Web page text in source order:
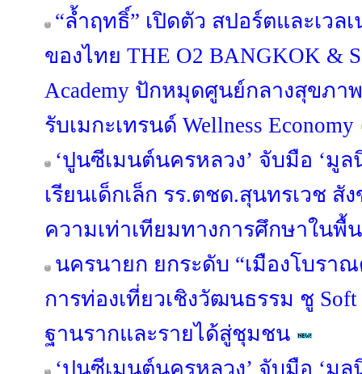
“ล้ำฤทธิ์” เปิดตัว สปอร์ตและเวล
ของไทย THE O2 BANGKOK &
Academy ปักหมุดศูนย์กลางสุขภา
รับเมกะเทรนด์ Wellness Economy
‘ปูนซีเมนต์นครหลวง’ จับมือ ‘มู
เรียนเด็กเล็ก รร.ตชด.สุนทรเวช สั
ความเท่าเทียมทางการศึกษาในพื้
นครนายก ยกระดับ “เมืองโบรา
การท่องเที่ยวเชิงวัฒนธรรม ชู Soft
ฐานรากและรายได้สู่ชุมชน
‘ปูนซีเมนต์นครหลวง’ จับมือ ‘มู